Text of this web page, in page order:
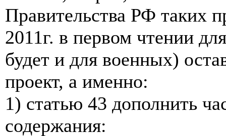
Правительства РФ таких
2011г. в первом чтении
будет и для военных)
проект, а именно:
1) статью 43 дополнить
содержания: